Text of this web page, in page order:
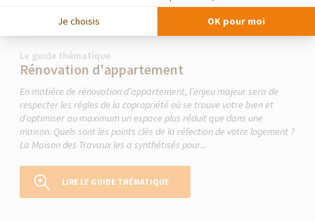
Le guide thématique
Rénovation d'appartement
En matière de rénovation d’appartement, l’enjeu majeur sera de
respecter les règles de la copropriété où se trouve votre bien et
d’optimiser au maximum un espace plus réduit que dans une
maison. Quels sont les points clés de la réfection de votre logement ?
La Maison des Travaux les a synthétisés pour...
LIRE LE GUIDE THÉMATIQUE
Je choisis OK pour moi